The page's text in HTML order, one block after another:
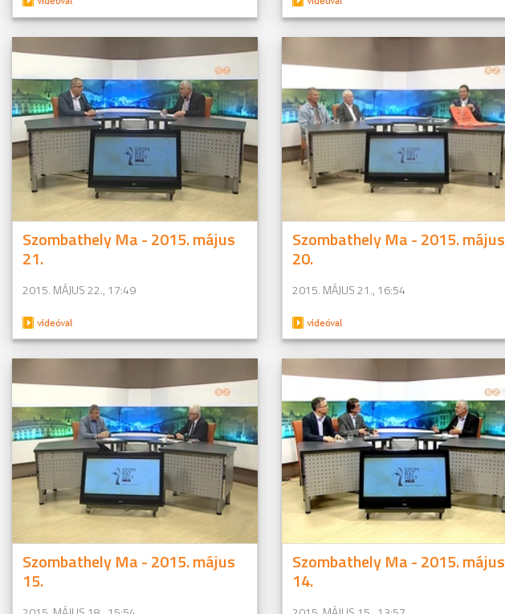
Szombathely Ma - 2015. május
21.
2015. MÁJUS 22., 17:49
Szombathely Ma - 2015. május
20.
2015. MÁJUS 21., 16:54
Szombathely Ma - 2015. május
15.
Szombathely Ma - 2015. május
14.